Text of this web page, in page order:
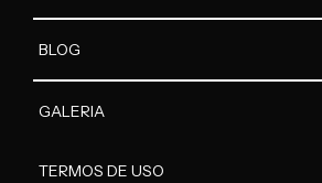
BLOG
GALERIA
TERMOS DE USO